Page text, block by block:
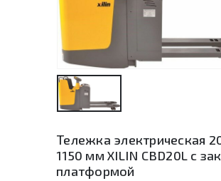
Тележка электрическая
1150 мм XILIN CBD20L с
платформой